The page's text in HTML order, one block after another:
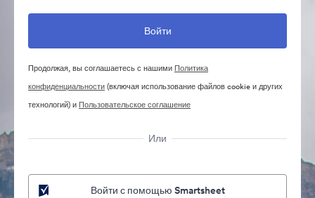
Продолжая, вы соглашаетесь с нашими Политика
конфиденциальности(включая использование файлов cookie и других
технологий) и Пользовательское соглашение
Или
Войти с помощью Smartsheet